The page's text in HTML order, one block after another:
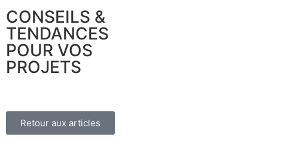
CONSEILS &
TENDANCES
POUR VOS
PROJETS
Retour aux articles